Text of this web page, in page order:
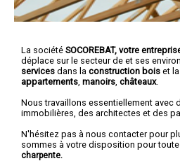
La société SOCOREBAT, votre
déplace sur le secteur de et ses
services dans la construction bois et la
appartements manoirs châteaux.
Nous travaillons essentiellement avec
immobilières, des architectes et des
N'hésitez pas à nous contacter pour
sommes à votre disposition pour
charpente.